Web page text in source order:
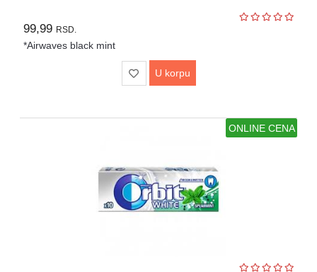
99,99 RSD.
*Airwaves black mint
U korpu
ONLINE CENA